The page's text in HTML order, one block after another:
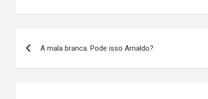
de
A mala branca. Pode isso Arnaldo?